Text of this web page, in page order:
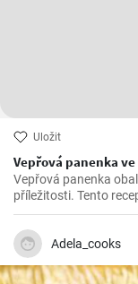
Uložit
Vepřová panenka
Vepřová panenka
příležitosti. Tento
Panenka je velmi
texturu a bohatou chuť.
Adela_cooks